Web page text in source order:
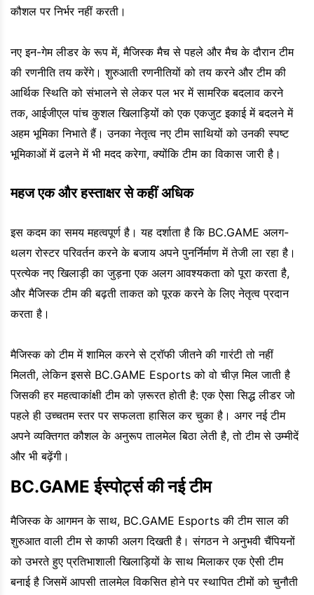
कौशल पर निर्भर नहीं करती।
नए इन-गेम लीडर के रूप में, मैजिस्क मैच से पहले और मैच के दौरान टीम
की रणनीति तय करेंगे। शुरुआती रणनीतियों को तय करने और टीम की
आर्थिक स्थिति को संभालने से लेकर पल भर में सामरिक बदलाव करने
तक, आईजीएल पांच कुशल खिलाड़ियों को एक एकजुट इकाई में बदलने में
अहम भूमिका निभाते हैं। उनका नेतृत्व नए टीम साथियों को उनकी स्पष्ट
भूमिकाओं में ढलने में भी मदद करेगा, क्योंकि टीम का विकास जारी है।
महज एक और हस्ताक्षर से कहीं अधिक
इस कदम का समय महत्वपूर्ण है। यह दर्शाता है कि BC.GAME अलग-
थलग रोस्टर परिवर्तन करने के बजाय अपने पुनर्निर्माण में तेजी ला रहा है।
प्रत्येक नए खिलाड़ी का जुड़ना एक अलग आवश्यकता को पूरा करता है,
और मैजिस्क टीम की बढ़ती ताकत को पूरक करने के लिए नेतृत्व प्रदान
करता है।
मैजिस्क को टीम में शामिल करने से ट्रॉफी जीतने की गारंटी तो नहीं
मिलती, लेकिन इससे BC.GAME Esports को वो चीज़ मिल जाती है
जिसकी हर महत्वाकांक्षी टीम को ज़रूरत होती है: एक ऐसा सिद्ध लीडर जो
पहले ही उच्चतम स्तर पर सफलता हासिल कर चुका है। अगर नई टीम
अपने व्यक्तिगत कौशल के अनुरूप तालमेल बिठा लेती है, तो टीम से उम्मीदें
और भी बढ़ेंगी।
BC.GAME ईस्पोर्ट्स की नई टीम
मैजिस्क के आगमन के साथ, BC.GAME Esports की टीम साल की
शुरुआत वाली टीम से काफी अलग दिखती है। संगठन ने अनुभवी चैंपियनों
को उभरते हुए प्रतिभाशाली खिलाड़ियों के साथ मिलाकर एक ऐसी टीम
बनाई है जिसमें आपसी तालमेल विकसित होने पर स्थापित टीमों को चुनौती